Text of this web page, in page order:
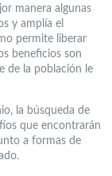
manera algunas
y amplía el
permite liberar
beneficios son
de la población le
la búsqueda de
que encontrarán
a formas de